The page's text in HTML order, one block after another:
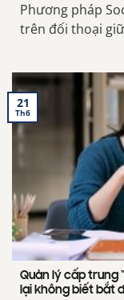
Phương pháp
trên đối thoại
Quản lý cấp trung
lại không biết bắt
21
Th6